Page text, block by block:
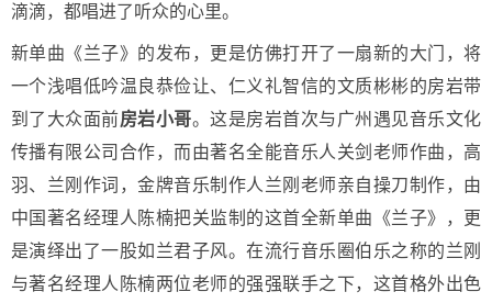
滴滴，都唱进了听众的心里。
新单曲《兰子》的发布，更是仿佛打开了一扇新的大门，将
一个浅唱低吟温良恭俭让、仁义礼智信的文质彬彬的房岩带
到了大众面前房岩小哥。这是房岩首次与广州遇见音乐文化
传播有限公司合作，而由著名全能音乐人关剑老师作曲，高
羽、兰刚作词，金牌音乐制作人兰刚老师亲自操刀制作，由
中国著名经理人陈楠把关监制的这首全新单曲《兰子》，更
是演绎出了一股如兰君子风。在流行音乐圈伯乐之称的兰刚
与著名经理人陈楠两位老师的强强联手之下，这首格外出色